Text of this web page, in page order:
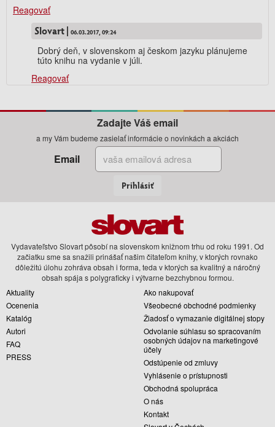
Reagovať
Slovart | 06.03.2017, 09:24
Dobrý deň, v slovenskom aj českom jazyku plánujeme
túto knihu na vydanie v júli.
Reagovať
Zadajte Váš email
a my Vám budeme zasielať informácie o novinkách a akciách
Email
Prihlásiť
Vydavateľstvo Slovart pôsobí na slovenskom knižnom trhu od roku 1991. Od
začiatku sme sa snažili prinášať našim čitateľom knihy, v ktorých rovnako
dôležitú úlohu zohráva obsah i forma, teda v ktorých sa kvalitný a náročný
obsah spája s polygraficky i výtvarne bezchybnou formou.
Aktuality
Ocenenia
Katalóg
Autori
FAQ
PRESS
Ako nakupovať
Všeobecné obchodné podmienky
Žiadosť o vymazanie digitálnej stopy
Odvolanie súhlasu so spracovaním
osobných údajov na marketingové
účely
Odstúpenie od zmluvy
Vyhlásenie o prístupnosti
Obchodná spolupráca
O nás
Kontakt